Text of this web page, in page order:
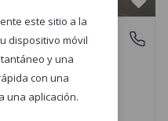
e Cacilhas, Setúbal
este sitio a la
dispositivo móvil
y una
con una
una aplicación.